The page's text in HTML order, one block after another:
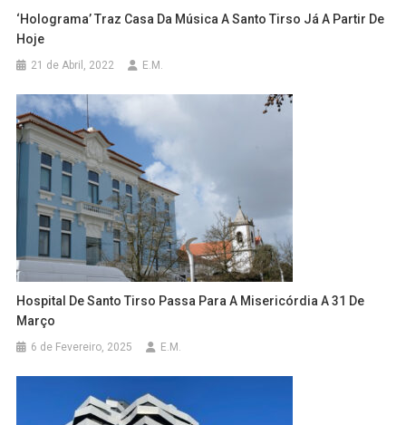
‘Holograma’ Traz Casa Da Música A Santo Tirso Já A Partir De
Hoje
21 de Abril, 2022 E.M.
Hospital De Santo Tirso Passa Para A Misericórdia A 31 De
Março
6 de Fevereiro, 2025 E.M.